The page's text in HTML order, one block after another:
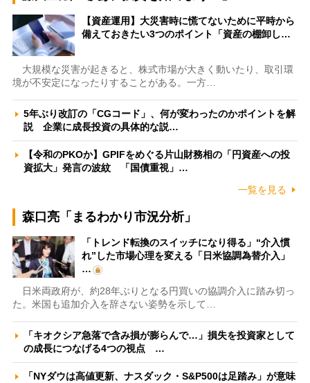
【資産運用】大災害時に慌てないために平時から
備えておきたい3つのポイント「資産の棚卸し…
大規模な災害が起きると、株式市場が大きく動いたり、取引環
境が不安定になったりすることがある。一方…
5年ぶり改訂の「CGコード」、何が変わったのかポイントを解
説 企業に成長投資の具体的な説…
【令和のPKOか】GPIFをめぐる片山財務相の「円資産への投
資拡大」発言の波紋 「国債重視」…
一覧を見る
森口亮「まるわかり市況分析」
「トレンド転換のスイッチになり得る」“介入慣
れ”した市場心理を変える「日米協調為替介入」
…
日米両政府が、約28年ぶりとなる円買いの協調介入に踏み切っ
た。米国も追加介入を辞さない姿勢を示して…
「キオクシア急落で含み損が膨らんで…」損失を投資家として
の成長につなげる4つの視点 …
「NYダウは高値更新、ナスダック・S&P500は足踏み」が意味